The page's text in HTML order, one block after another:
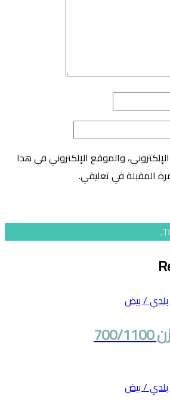
والموقع الإلكتروني في هذا
المقبلة في تعليقي.
بلدي / بيض
بلدي / بيض